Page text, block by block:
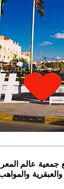
عالم
والعبقرية